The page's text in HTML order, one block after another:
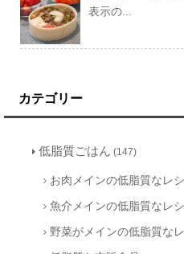
表示の...
カテゴリー
低脂質ごはん (147)
お肉メインの低脂質なレ
魚介メインの低脂質なレ
野菜がメインの低脂質な